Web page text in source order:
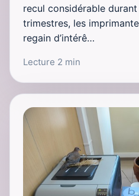
recul considérable
trimestres, les
regain d’intérê…
Lecture 2 min